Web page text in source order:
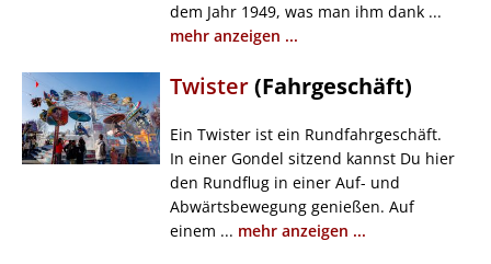
dem Jahr 1949, was man ihm dank ...
mehr anzeigen ...
Twister(Fahrgeschäft)
Ein Twister ist ein Rundfahrgeschäft.
In einer Gondel sitzend kannst Du hier
den Rundflug in einer Auf- und
Abwärtsbewegung genießen. Auf
einem ... mehr anzeigen ...